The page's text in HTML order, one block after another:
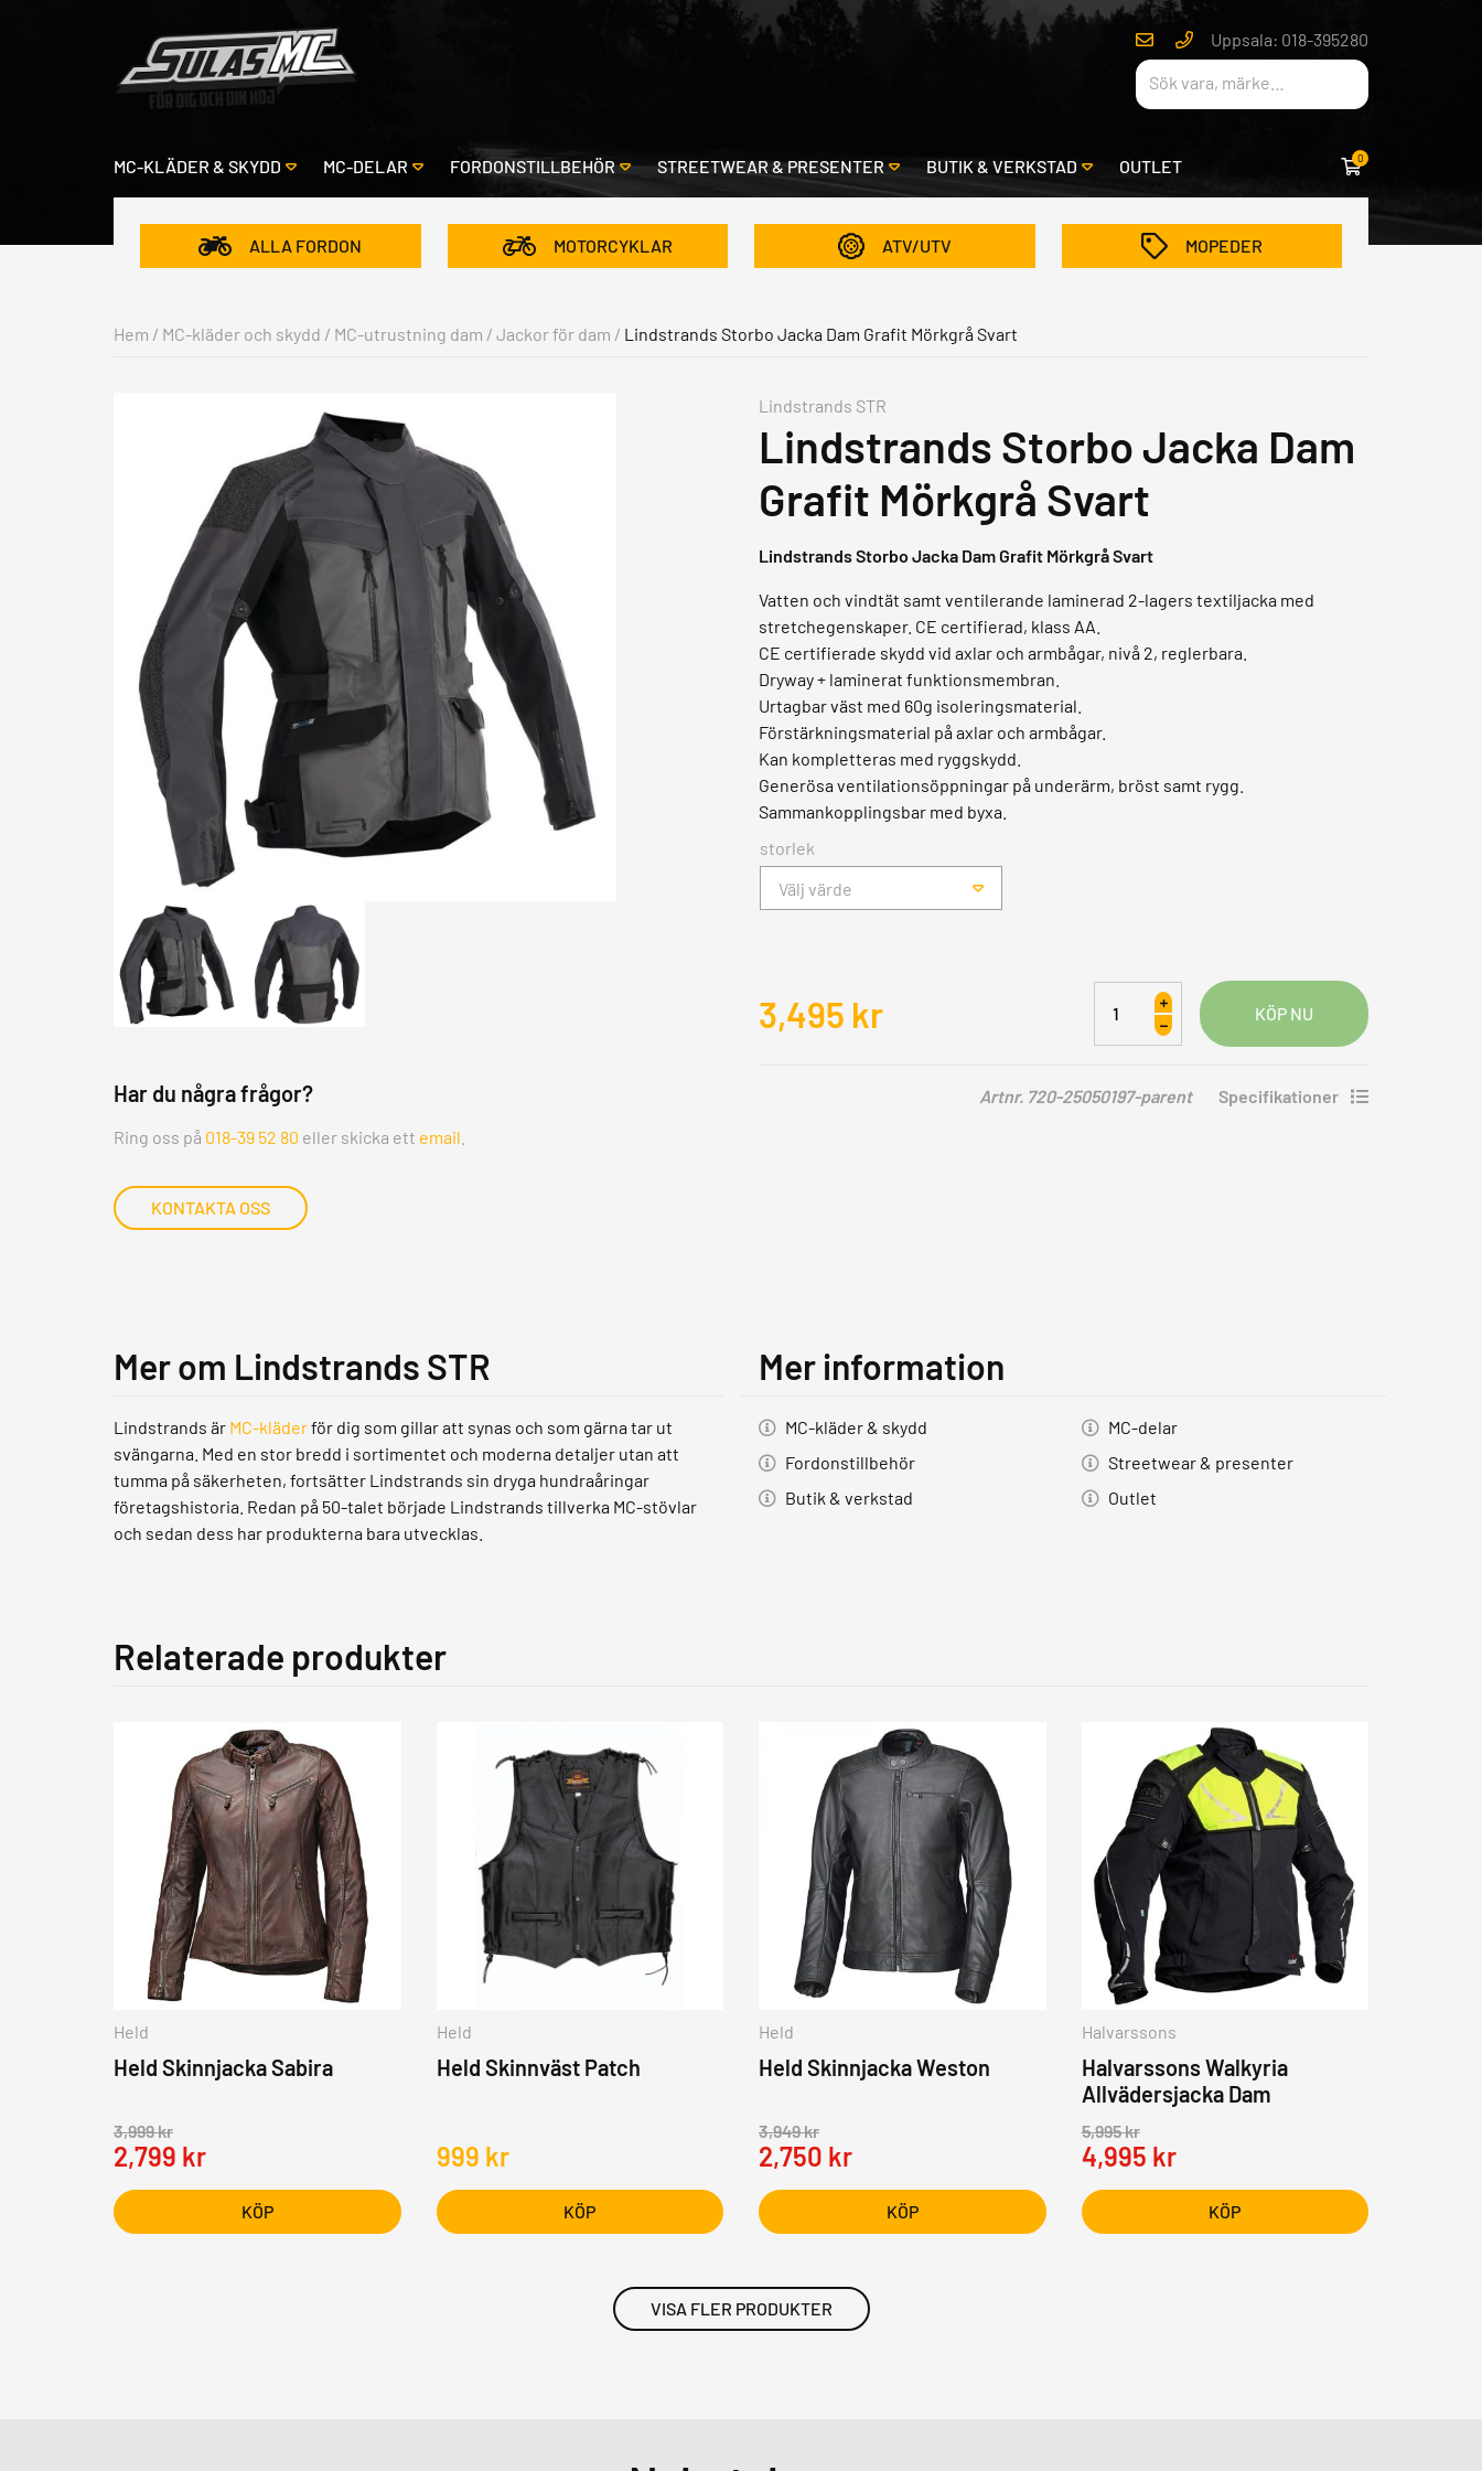
Uppsala: 018-395280
MC-KLÄDER & SKYDD MC-DELAR FORDONSTILLBEHÖR STREETWEAR & PRESENTER BUTIK & VERKSTAD OUTLET 0
ALLA FORDON MOTORCYKLAR ATV/UTV MOPEDER
Hem / MC-kläder och skydd / MC-utrustning dam / Jackor för dam / Lindstrands Storbo Jacka Dam Grafit Mörkgrå Svart
Har du några frågor?
Ring oss på 018-39 52 80 eller skicka ett email
KONTAKTA OSS
Lindstrands STR
Lindstrands Storbo Jacka Dam
Grafit Mörkgrå Svart
Lindstrands Storbo Jacka Dam Grafit Mörkgrå Svart
Vatten och vindtät samt ventilerande laminerad 2-lagers textiljacka med
stretchegenskaper. CE certifierad, klass AA.
CE certifierade skydd vid axlar och armbågar, nivå 2, reglerbara.
Dryway + laminerat funktionsmembran.
Urtagbar väst med 60g isoleringsmaterial.
Förstärkningsmaterial på axlar och armbågar.
Kan kompletteras med ryggskydd.
Generösa ventilationsöppningar på underärm, bröst samt rygg.
Sammankopplingsbar med byxa.
storlek
Välj värde
3,495 kr
Lindstrands
Storbo
Jacka
Grafit
Artnr. 720-25050197-parent Specifikationer
Mer om Lindstrands STR
Lindstrands är MC-kläderför dig som gillar att synas och som gärna tar ut
svängarna. Med en stor bredd i sortimentet och moderna detaljer utan att
tumma på säkerheten, fortsätter Lindstrands sin dryga hundraåringar
företagshistoria. Redan på 50-talet började Lindstrands tillverka MC-stövlar
och sedan dess har produkterna bara utvecklas.
Mer information
MC-kläder & skydd
MC-delar
Fordonstillbehör
Streetwear & presenter
Butik & verkstad
Outlet
Relaterade produkter
Held
Held Skinnjacka Sabira
3,999kr
2,799 kr
KÖP
Held
Held Skinnväst Patch
999 kr
KÖP
Held
Held Skinnjacka Weston
3,949kr
2,750 kr
KÖP
Halvarssons
Halvarssons Walkyria
Allvädersjacka Dam
5,995kr
4,995 kr
KÖP
VISA FLER PRODUKTER